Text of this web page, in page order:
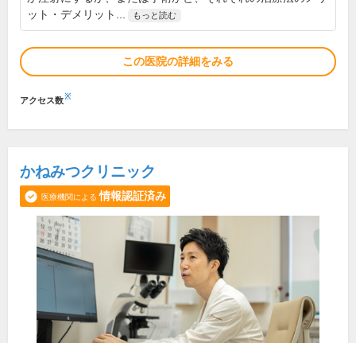
ット・デメリット...
もっと読む
この医院の詳細をみる
アクセス数※
かねみつクリニック
医療機関による 情報認証済み